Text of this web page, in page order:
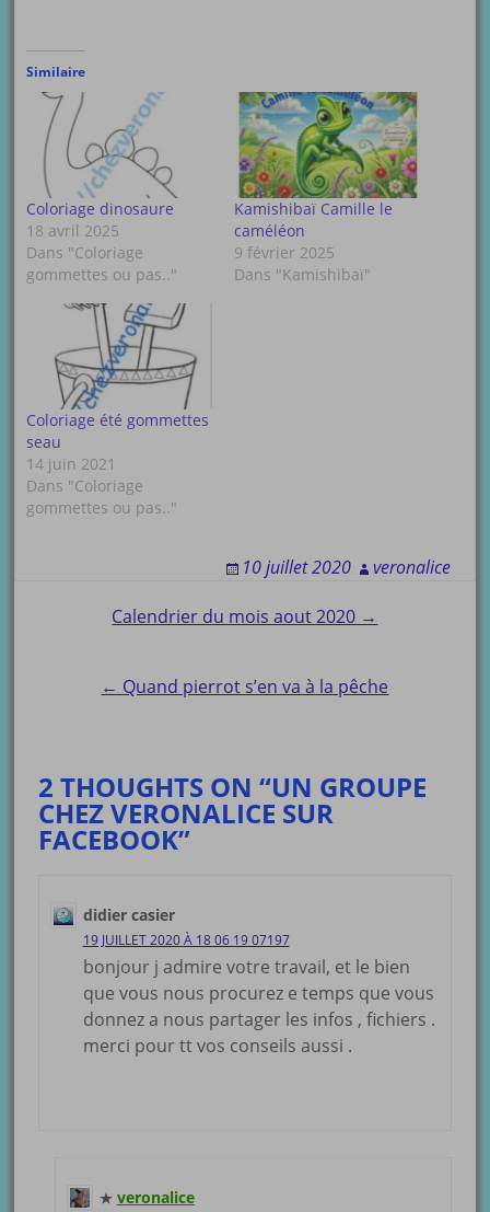
Similaire
Coloriage dinosaure
18 avril 2025
Dans "Coloriage
gommettes ou pas.."
Kamishibaï Camille le
caméléon
9 février 2025
Dans "Kamishibaï"
Coloriage été gommettes
seau
14 juin 2021
Dans "Coloriage
gommettes ou pas.."
10 juillet 2020 veronalice
navigation
Calendrier du mois aout 2020 →
← Quand pierrot s’en va à la pêche
2 THOUGHTS ON “UN GROUPE
CHEZ VERONALICE SUR
FACEBOOK”
didier casier
19 JUILLET 2020 À 18 06 19 07197
bonjour j admire votre travail, et le bien
que vous nous procurez e temps que vous
donnez a nous partager les infos , fichiers .
merci pour tt vos conseils aussi .
veronalice